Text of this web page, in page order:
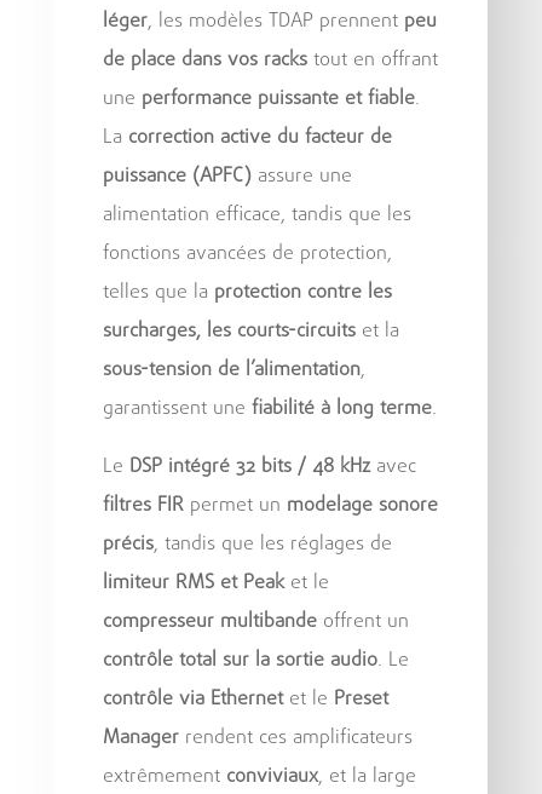
léger, les modèles TDAP prennent peu
de place dans vos rackstout en offrant
une performance puissante et fiable.
La correction active du facteur de
puissance (APFC)assure une
alimentation efficace, tandis que les
fonctions avancées de protection,
telles que la protection contre les
surcharges, les courts-circuitset la
sous-tension de l’alimentation,
garantissent une fiabilité à long terme.
Le DSP intégré 32 bits / 48 kHzavec
filtres FIRpermet un modelage sonore
précis, tandis que les réglages de
limiteur RMS et Peaket le
compresseur multibandeoffrent un
contrôle total sur la sortie audio. Le
contrôle via Ethernetet le Preset
Managerrendent ces amplificateurs
extrêmement conviviaux, et la large